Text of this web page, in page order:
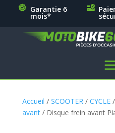
Garantie 6
mois*
Accueil / SCOOTER / CYCLE/
avant/ Disque frein avant